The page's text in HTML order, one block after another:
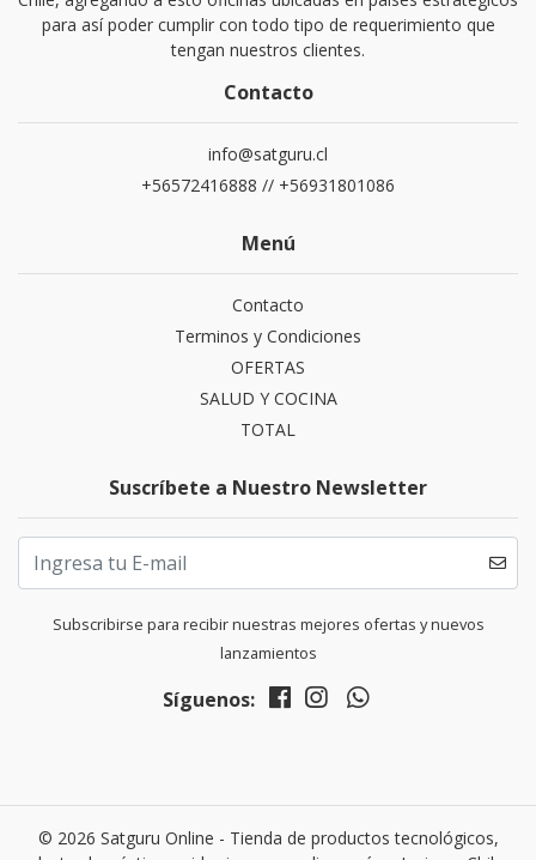
para así poder cumplir con todo tipo de requerimiento que
tengan nuestros clientes.
Contacto
info@satguru.cl
+56572416888 // +56931801086
Menú
Contacto
Terminos y Condiciones
OFERTAS
SALUD Y COCINA
TOTAL
Suscríbete a Nuestro Newsletter
Subscribirse para recibir nuestras mejores ofertas y nuevos
lanzamientos
Síguenos:
© 2026 Satguru Online - Tienda de productos tecnológicos,